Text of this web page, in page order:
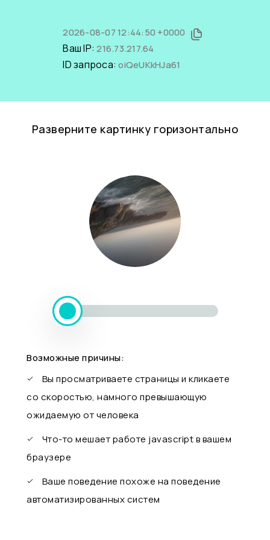
2026-08-07 12:44:50 +0000
Ваш IP:216.73.217.64
ID запроса:oiQeUKkHJa61
Разверните картинку горизонтально
Возможные причины:
Вы просматриваете страницы и кликаете
со скоростью, намного превышающую
ожидаемую от человека
Что-то мешает работе javascript в вашем
браузере
Ваше поведение похоже на поведение
автоматизированных систем